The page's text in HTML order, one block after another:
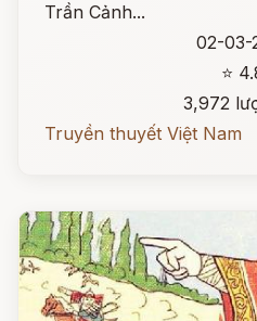
Trần Cảnh...
02-03-
⭐
3,972
Truyền thuyết Việt Nam